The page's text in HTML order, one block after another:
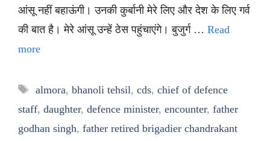
आंसू नहीं बहाऊंगी। उनकी कुर्बानी मेरे लिए और देश के लिए गर्व
की बात है। मेरे आंसू उन्हें ठेस पहुंचाएंगे। बुजुर्ग … Read
more
Tags
almora, bhanoli tehsil, cds, chief of defence
staff, daughter, defence minister, encounter, father
godhan singh, father retired brigadier chandrakant